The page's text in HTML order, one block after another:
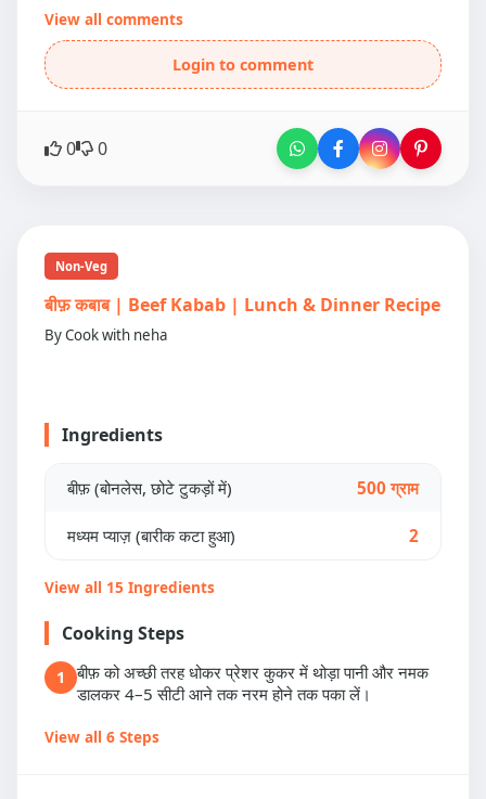
View all comments
Login to comment
0 0
Non-Veg
बीफ़ कबाब | Beef Kabab | Lunch & Dinner Recipe
By Cook with neha
Ingredients
बीफ़ (बोनलेस, छोटे टुकड़ों में) 500 ग्राम
मध्यम प्याज़ (बारीक कटा हुआ) 2
View all 15 Ingredients
Cooking Steps
1
बीफ़ को अच्छी तरह धोकर प्रेशर कुकर में थोड़ा पानी और नमक
डालकर 4–5 सीटी आने तक नरम होने तक पका लें।
View all 6 Steps